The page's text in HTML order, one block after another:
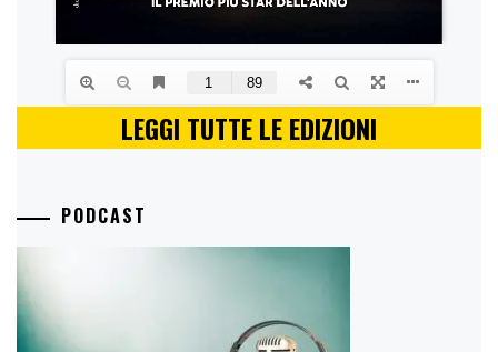
LEGGI TUTTE LE EDIZIONI
PODCAST